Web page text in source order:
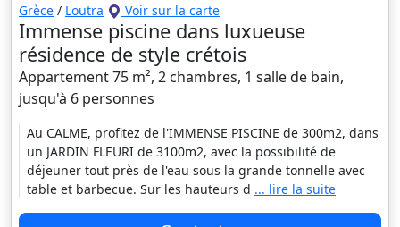
Grèce / Loutra Voir sur la carte
Immense piscine dans luxueuse
résidence de style crétois
Appartement 75 m², 2 chambres, 1 salle de bain,
jusqu'à 6 personnes
Au CALME, profitez de l'IMMENSE PISCINE de 300m2, dans
un JARDIN FLEURI de 3100m2, avec la possibilité de
déjeuner tout près de l'eau sous la grande tonnelle avec
table et barbecue. Sur les hauteurs d ... lire la suite